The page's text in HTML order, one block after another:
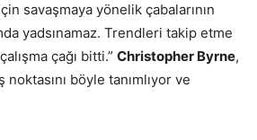
savaşmaya yönelik çabalarının
yadsınamaz. Trendleri takip etme
çağı bitti.” Christopher Byrne,
noktasını böyle tanımlıyor ve